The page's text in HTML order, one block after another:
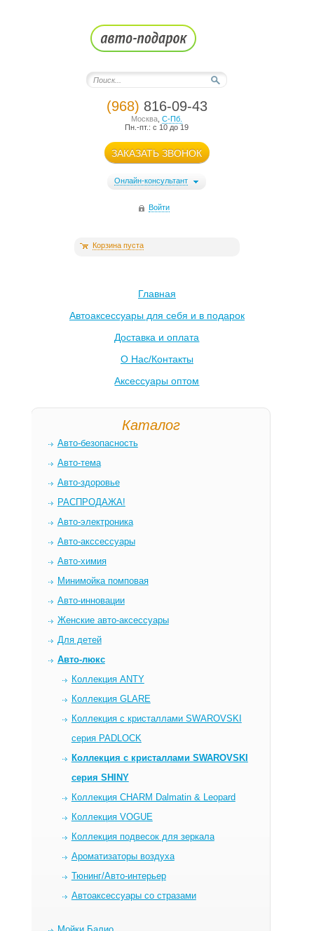
(968) 816-09-43
Москва ,С-Пб.
Пн.-пт.: с 10 до 19
ЗАКАЗАТЬ ЗВОНОК
Онлайн-консультант
Войти
Корзина пуста
Главная
Автоаксессуары для себя и в подарок
Доставка и оплата
О Нас/Контакты
Аксессуары оптом
Каталог
Авто-безопасность
Авто-тема
Авто-здоровье
РАСПРОДАЖА!
Авто-электроника
Авто-акссессуары
Авто-химия
Минимойка помповая
Авто-инновации
Женские авто-аксессуары
Для детей
Авто-люкс
Коллекция ANTY
Коллекция GLARE
Коллекция c кристаллами SWAROVSKI
серия PADLOCK
Коллекция c кристаллами SWAROVSKI
серия SHINY
Коллекция CHARM Dalmatin & Leopard
Коллекция VOGUE
Коллекция подвесок для зеркала
Ароматизаторы воздуха
Тюнинг/Авто-интерьер
Автоаксессуары со стразами